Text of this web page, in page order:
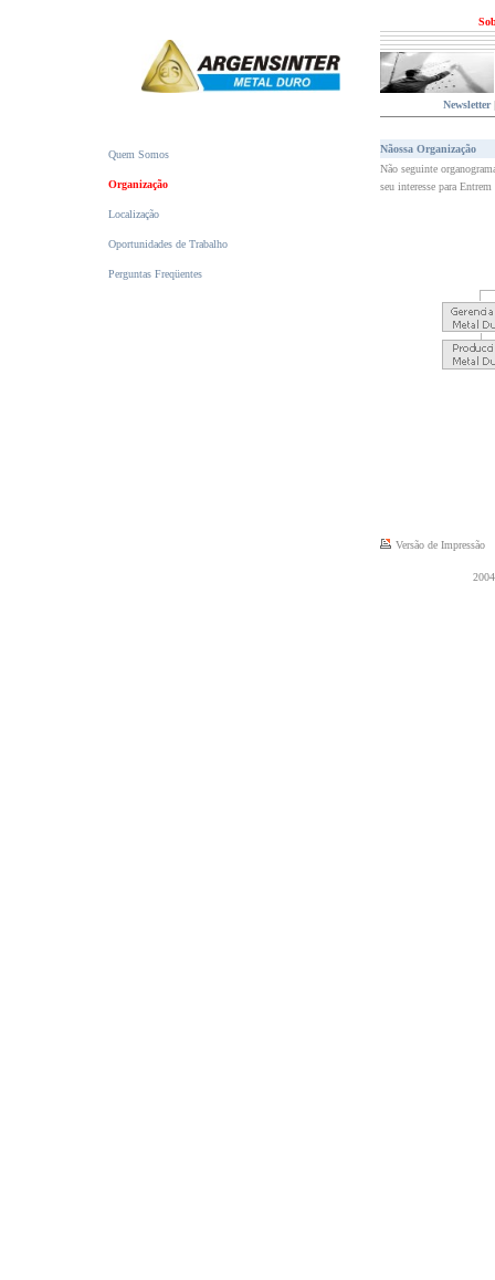
Newsletter
Quem Somos
Organização
Localização
Oportunidades de Trabalho
Perguntas Freqüentes
Nãossa Organização
Não seguinte
seu interesse para
Versão de Impressão